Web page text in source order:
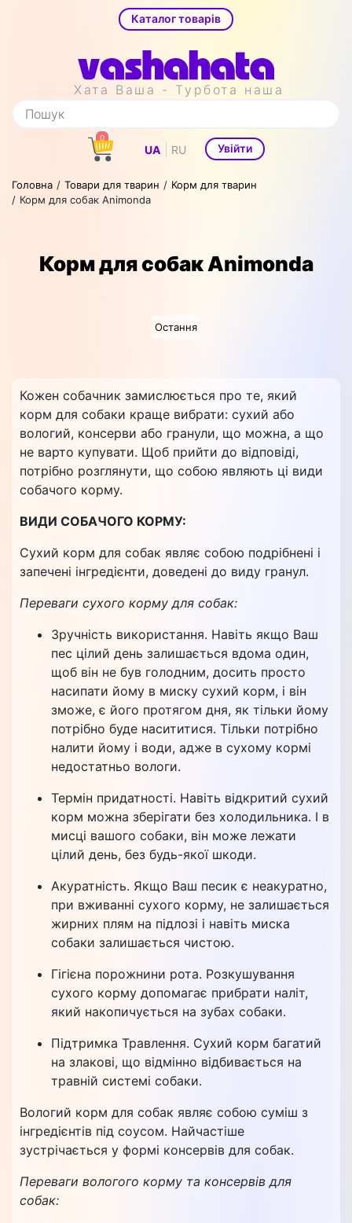
Каталог товарів
Хата Ваша - Турбота наша
0
UA RU Увійти
Головна Товари для тварин
Корм для тварин
Корм для собак Animonda
Корм для собак Animonda
Остання
Кожен собачник замислюється про те, який
корм для собаки краще вибрати: сухий або
вологий, консерви або гранули, що можна, а що
не варто купувати. Щоб прийти до відповіді,
потрібно розглянути, що собою являють ці види
собачого корму.
ВИДИ СОБАЧОГО КОРМУ:
Сухий корм для собак являє собою подрібнені і
запечені інгредієнти, доведені до виду гранул.
Переваги сухого корму для собак:
Зручність використання. Навіть якщо Ваш
пес цілий день залишається вдома один,
щоб він не був голодним, досить просто
насипати йому в миску сухий корм, і він
зможе, є його протягом дня, як тільки йому
потрібно буде насититися. Тільки потрібно
налити йому і води, адже в сухому кормі
недостатньо вологи.
Термін придатності. Навіть відкритий сухий
корм можна зберігати без холодильника. І в
мисці вашого собаки, він може лежати
цілий день, без будь-якої шкоди.
Акуратність. Якщо Ваш песик є неакуратно,
при вживанні сухого корму, не залишається
жирних плям на підлозі і навіть миска
собаки залишається чистою.
Гігієна порожнини рота. Розкушування
сухого корму допомагає прибрати наліт,
який накопичується на зубах собаки.
Підтримка Травлення. Сухий корм багатий
на злакові, що відмінно відбивається на
травній системі собаки.
Вологий корм для собак являє собою суміш з
інгредієнтів під соусом. Найчастіше
зустрічається у формі консервів для собак.
Переваги вологого корму та консервів для
собак: